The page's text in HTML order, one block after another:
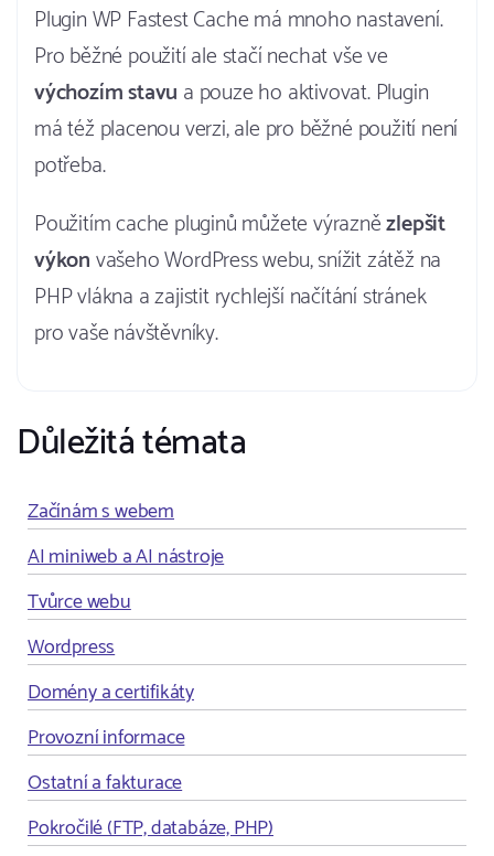
Plugin WP Fastest Cache má mnoho nastavení.
Pro běžné použití ale stačí nechat vše ve
výchozím stavu a pouze ho aktivovat. Plugin
má též placenou verzi, ale pro běžné použití není
potřeba.
Použitím cache pluginů můžete výraznězlepšit
výkonvašeho WordPress webu, snížit zátěž na
PHP vlákna a zajistit rychlejší načítání stránek
pro vaše návštěvníky.
Důležitá témata
Začínám s webem
AI miniweb a AI nástroje
Tvůrce webu
Wordpress
Domény a certifikáty
Provozní informace
Ostatní a fakturace
Pokročilé (FTP, databáze, PHP)